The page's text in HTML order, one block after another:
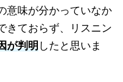
意味が分かっていなか
きておらず、リスニン
が判明したと思いま